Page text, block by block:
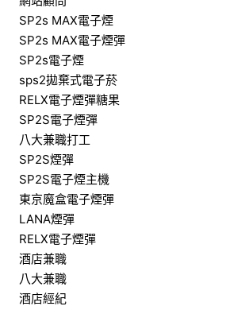
SP2s MAX電子煙
SP2s MAX電子煙彈
SP2s電子煙
sps2拋棄式電子菸
RELX電子煙彈糖果
SP2S電子煙彈
八大兼職打工
SP2S煙彈
SP2S電子煙主機
東京魔盒電子煙彈
LANA煙彈
RELX電子煙彈
酒店兼職
八大兼職
酒店經紀